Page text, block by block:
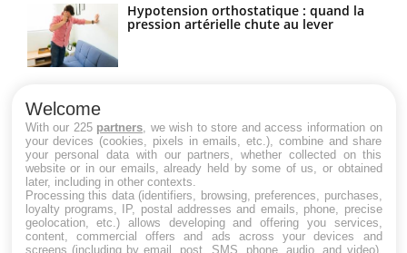
Hypotension orthostatique : quand la
pression artérielle chute au lever
Maladie de Charcot (Sclérose latérale
amyotrophique)
Welcome
With our 225 partners , we wish to store and access information on
your devices (cookies, pixels in emails, etc.), combine and share
your personal data with our partners, whether collected on this
website or in our emails, already held by some of us, or obtained
later, including in other contexts.
Processing this data (identifiers, browsing, preferences, purchases,
loyalty programs, IP, postal addresses and emails, phone, precise
geolocation, etc.) allows developing and offering you services,
content, commercial offers and ads across your devices and
screens (including by email, post, SMS, phone, audio, and video),